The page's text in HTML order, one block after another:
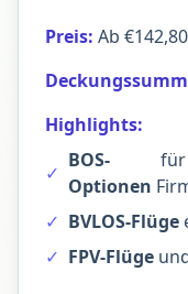
Preis: Ab
Highlights:
✓
BOS-
Optionen
für
✓ BVLOS-Flüge
✓ FPV-Flüge